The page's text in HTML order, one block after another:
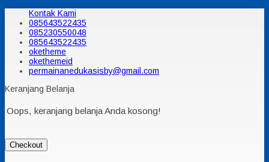
Kontak Kami
085643522435
085230550048
085643522435
oketheme
okethemeid
permainanedukasisby@gmail.com
Keranjang Belanja
Oops, keranjang belanja Anda kosong!
Checkout